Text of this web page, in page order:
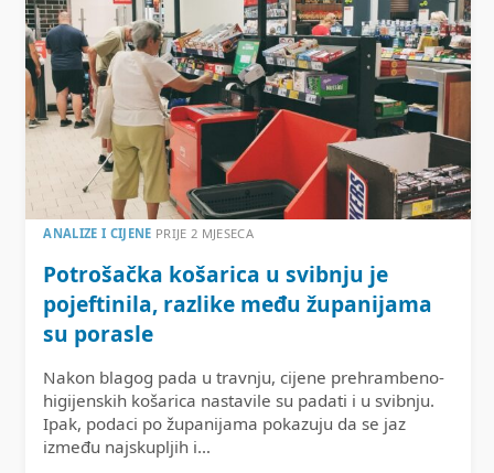
ANALIZE I CIJENE PRIJE 2 MJESECA
Potrošačka košarica u svibnju je
pojeftinila, razlike među županijama
su porasle
Nakon blagog pada u travnju, cijene prehrambeno-
higijenskih košarica nastavile su padati i u svibnju.
Ipak, podaci po županijama pokazuju da se jaz
između najskupljih i…